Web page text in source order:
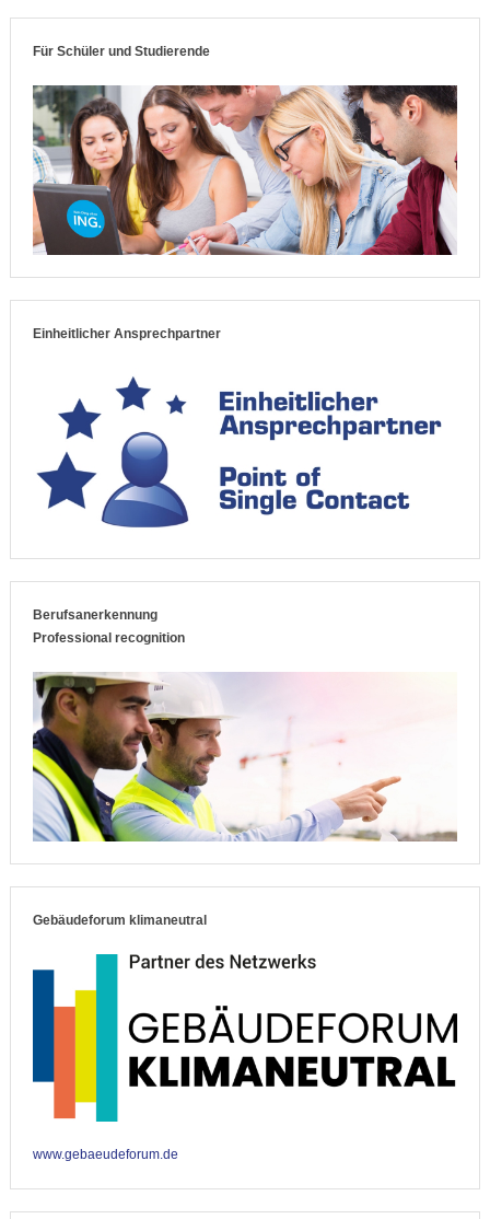
Für Schüler und Studierende
Einheitlicher Ansprechpartner
Berufsanerkennung
Professional recognition
Gebäudeforum klimaneutral
www.gebaeudeforum.de